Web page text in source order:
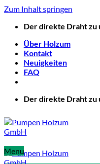
Zum Inhalt springen
Der direkte Draht zu
Über Holzum
Kontakt
Neuigkeiten
FAQ
Der direkte Draht zu
Menu